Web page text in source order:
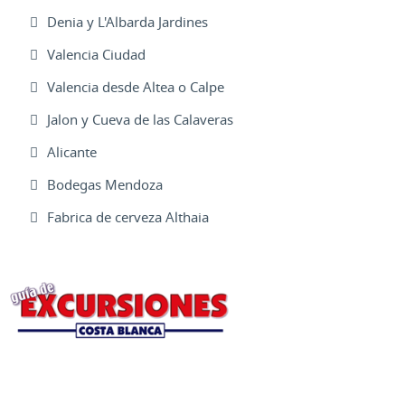
Denia y L'Albarda Jardines
Valencia Ciudad
Valencia desde Altea o Calpe
Jalon y Cueva de las Calaveras
Alicante
Bodegas Mendoza
Fabrica de cerveza Althaia